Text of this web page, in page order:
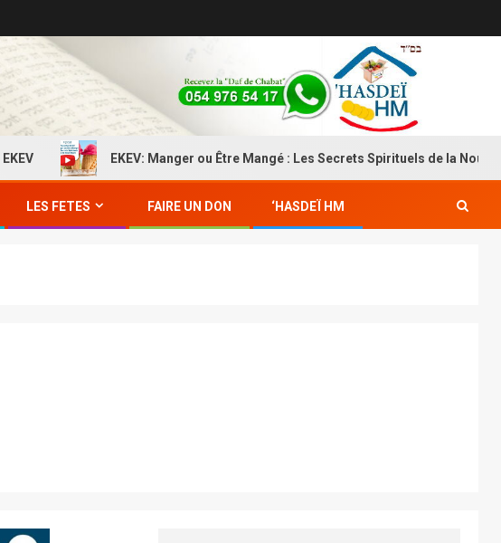
EKEV: Manger ou Être Mangé : Les Secrets Spirituels de la Nourriture
LES FETES FAIRE UN DON ‘HASDEÏ HM